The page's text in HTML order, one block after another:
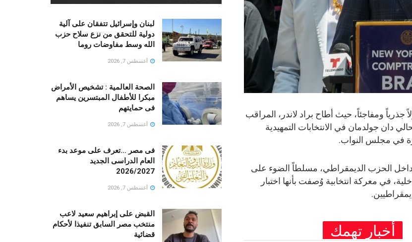
ومفاجئاً، حيث أطاح براد لاندر، المراقب
دان جولدمان في الانتخابات التمهيدية
في مجلس النواب.
داخل الحزب الديمقراطي، مسلطاً الضوء على
في معركة انتخابية وُصفت بأنها اختبار
أخبار تهمك
لبنان وإسرائيل تتفقان على آلية
دولية للتحقق من نزع سلاح حزب
الله وسط مفاوضات روما
أغسطس 7, 2026
الصحة العالمية : تشخيص الأمراض
مبكرا للأطفال المبتسرين يساهم
فى حمايتهم
أغسطس 7, 2026
فى مصر …تعرف على موعد بدء
العام الدراسى الجديد
2026/2027
أغسطس 7, 2026
القبض على إبراهيم سعيد لاعب
منتخب مصر السابق تنفيذا لأحكام
قضائية